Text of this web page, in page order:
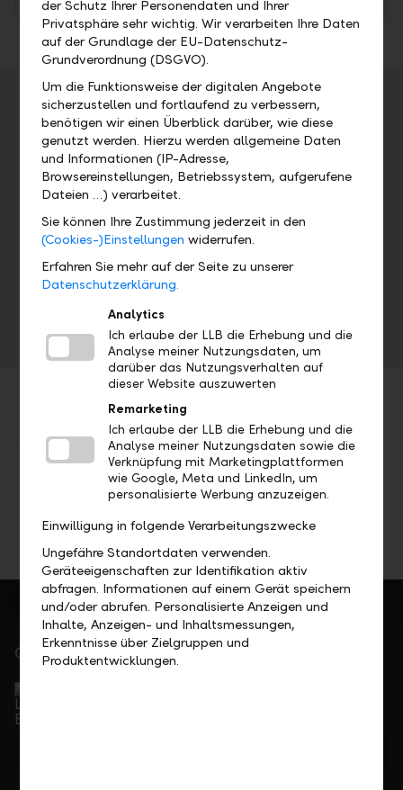
Veranstaltungsdetails
Adresse
Datum
Fr, 25.02.2022 7.00 Uhr
7.00 Uhr, Aufschaltung Medienmitteilung
Analystenkonferenz
Teilen Drucken
Gerne für Sie da
der Schutz Ihrer Personendaten und Ihrer
Privatsphäre sehr wichtig. Wir verarbeiten Ihre Daten
auf der Grundlage der EU-Datenschutz-
Grundverordnung (DSGVO).
Um die Funktionsweise der digitalen Angebote
sicherzustellen und fortlaufend zu verbessern,
benötigen wir einen Überblick darüber, wie diese
genutzt werden. Hierzu werden allgemeine Daten
und Informationen (IP-Adresse,
Browsereinstellungen, Betriebssystem, aufgerufene
Dateien …) verarbeitet.
Sie können Ihre Zustimmung jederzeit in den
(Cookies-)Einstellungen widerrufen.
Erfahren Sie mehr auf der Seite zu unserer
Datenschutzerklärung.
Analytics
Ich erlaube der LLB die Erhebung und die
Analyse meiner Nutzungsdaten, um
darüber das Nutzungsverhalten auf
dieser Website auszuwerten
Remarketing
Ich erlaube der LLB die Erhebung und die
Analyse meiner Nutzungsdaten sowie die
Verknüpfung mit Marketingplattformen
wie Google, Meta und LinkedIn, um
personalisierte Werbung anzuzeigen.
Einwilligung in folgende Verarbeitungszwecke
Ungefähre Standortdaten verwenden.
Geräteeigenschaften zur Identifikation aktiv
abfragen. Informationen auf einem Gerät speichern
und/oder abrufen. Personalisierte Anzeigen und
Inhalte, Anzeigen- und Inhaltsmessungen,
Erkenntnisse über Zielgruppen und
Produktentwicklungen.